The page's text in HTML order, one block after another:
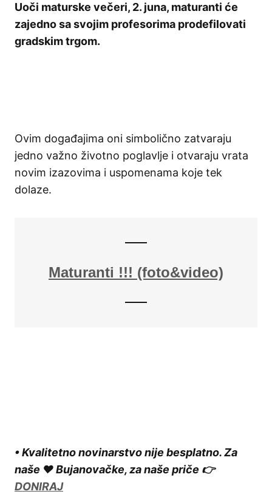
Uoči maturske večeri, 2. juna, maturanti će
zajedno sa svojim profesorima prodefilovati
gradskim trgom.
Ovim događajima oni simbolično zatvaraju
jedno važno životno poglavlje i otvaraju vrata
novim izazovima i uspomenama koje tek
dolaze.
Maturanti !!! (foto&video)
• Kvalitetno novinarstvo nije besplatno. Za
naše ❤️ Bujanovačke, za naše priče 👉
DONIRAJ